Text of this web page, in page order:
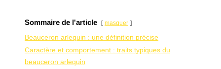
Sommaire de l'article masquer
Beauceron arlequin : une définition précise
Caractère et comportement : traits typiques du
beauceron arlequin